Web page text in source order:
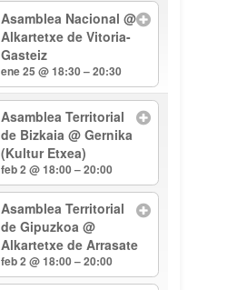
Asamblea Nacional@
Alkartetxe de Vitoria-
Gasteiz
ene 25 @ 18:30 – 20:30
Asamblea Territorial
de Bizkaia@ Gernika
(Kultur Etxea)
feb 2 @ 18:00 – 20:00
Asamblea Territorial
de Gipuzkoa@
Alkartetxe de Arrasate
feb 2 @ 18:00 – 20:00